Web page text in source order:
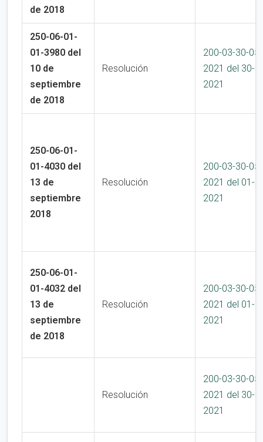
de 2018
250-06-01-
01-3980 del
10 de
septiembre
de 2018
Resolución
200-03-30-
2021 del 30-
2021
250-06-01-
01-4030 del
13 de
septiembre
2018
Resolución
200-03-30-
2021 del 01-
2021
250-06-01-
01-4032 del
13 de
septiembre
de 2018
Resolución
200-03-30-
2021 del 01-
2021
Resolución
200-03-30-
2021 del 30-
2021